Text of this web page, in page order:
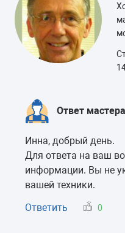
Ответ мастера
Инна, добрый день.
Для ответа на ваш
информации. Вы не
вашей техники.
Ответить
0